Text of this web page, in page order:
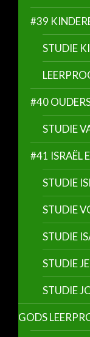
#39
STUDIE
#40
STUDIE
#41 ISRAËL
STUDIE
STUDIE
STUDIE
STUDIE
STUDIE
GODS